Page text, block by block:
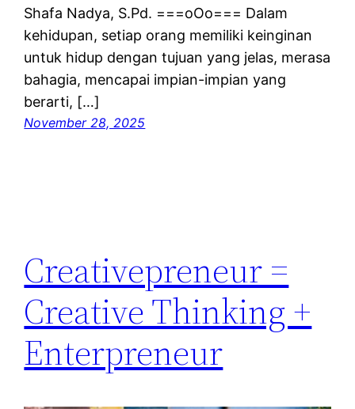
Shafa Nadya, S.Pd. ===oOo=== Dalam
kehidupan, setiap orang memiliki keinginan
untuk hidup dengan tujuan yang jelas, merasa
bahagia, mencapai impian-impian yang
berarti, […]
November 28, 2025
Creativepreneur =
Creative Thinking +
Enterpreneur